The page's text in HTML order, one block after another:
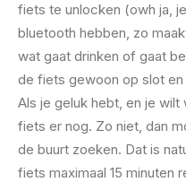
fiets te unlocken (owh ja,
bluetooth hebben, zo
wat gaat drinken of gaat
de fiets gewoon op slot
Als je geluk hebt, en je
fiets er nog. Zo niet, dan
de buurt zoeken. Dat is
fiets maximaal 15 minuten